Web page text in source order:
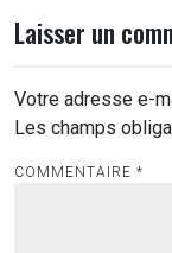
Laisser un
Votre adresse e-
Les champs
COMMENTAIRE *